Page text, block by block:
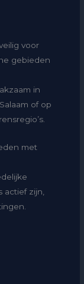
voor
gebieden
in
of op
met
zijn,